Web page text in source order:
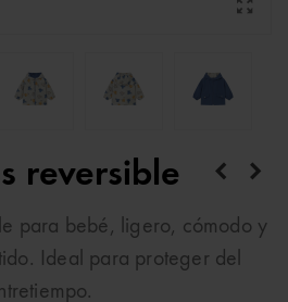
reversible
para bebé, ligero, cómodo y
Ideal para proteger del